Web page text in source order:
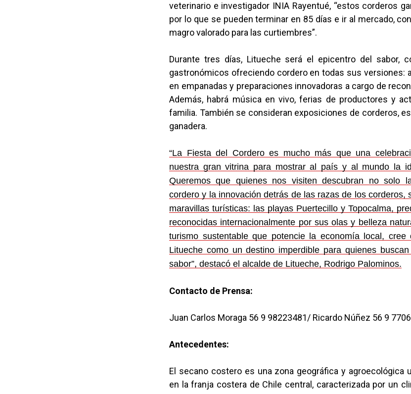
veterinario e investigador INIA Rayentué, “estos corderos
por lo que se pueden terminar en 85 días e ir al mercado,
magro valorado para las curtiembres”.
Durante tres días, Litueche será el epicentro del sabor,
gastronómicos ofreciendo cordero en todas sus versiones:
en empanadas y preparaciones innovadoras a cargo de
Además, habrá música en vivo, ferias de productores y
familia. También se consideran exposiciones de corderos,
ganadera.
“La Fiesta del Cordero es mucho más que una
nuestra gran vitrina para mostrar al país y al mundo la
Queremos que quienes nos visiten descubran no solo
cordero y la innovación detrás de las razas de los corderos,
maravillas turísticas: las playas Puertecillo y Topocalma,
reconocidas internacionalmente por sus olas y belleza
turismo sustentable que potencie la economía local,
Litueche como un destino imperdible para quienes
sabor”, destacó el alcalde de Litueche, Rodrigo Palominos.
Contacto de Prensa:
Juan Carlos Moraga 56 9 98223481/ Ricardo Núñez 56 9
Antecedentes:
El secano costero es una zona geográfica y agroecológica
en la franja costera de Chile central, caracterizada por un